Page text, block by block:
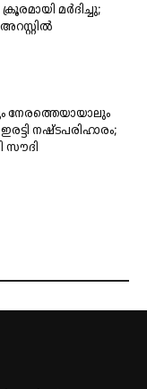
മർദിച്ചു;
നേരത്തെയായാലും
ഇരട്ടി നഷ്ടപരിഹാരം;
സൗദി